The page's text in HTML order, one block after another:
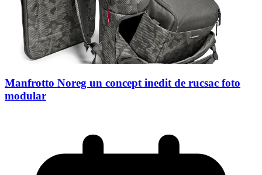
Manfrotto Noreg un concept inedit de rucsac foto
modular